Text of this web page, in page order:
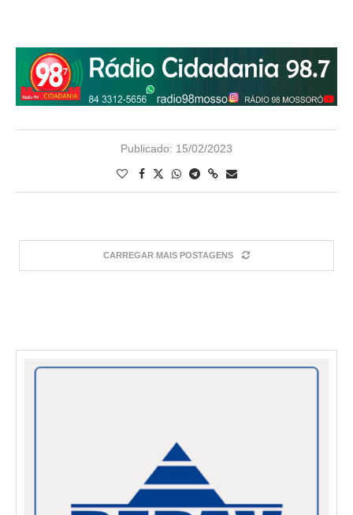
Publicado: 15/02/2023
CARREGAR MAIS POSTAGENS